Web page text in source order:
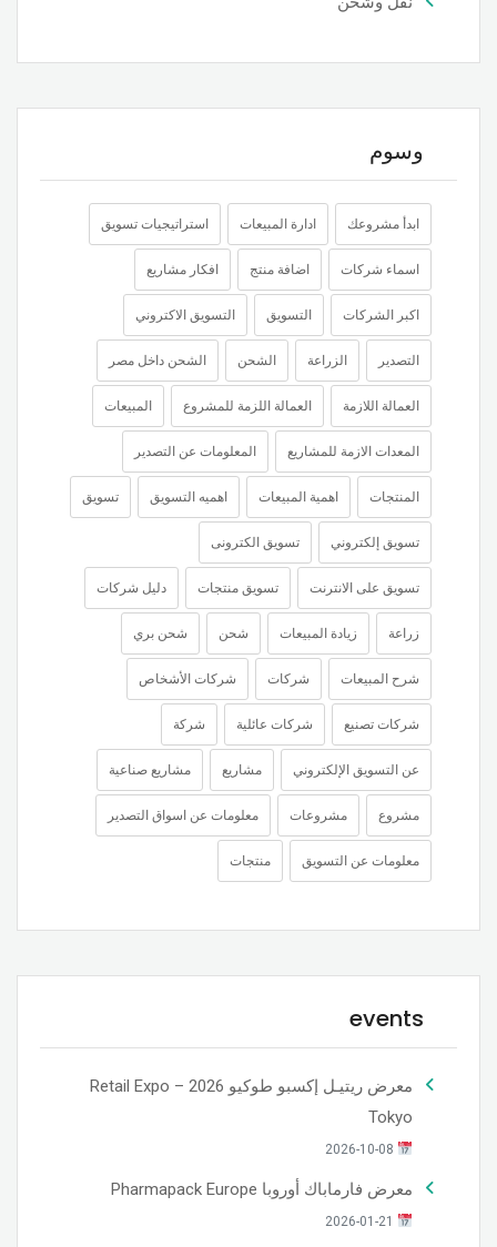
وسوم
ابدأ مشروعك ادارة المبيعات استراتيجيات تسويق
اسماء شركات اضافة منتج افكار مشاريع
اكبر الشركات التسويق التسويق الاكتروني
التصدير الزراعة الشحن الشحن داخل مصر
العمالة اللازمة العمالة اللزمة للمشروع المبيعات
المعدات الازمة للمشاريع المعلومات عن التصدير
المنتجات اهمية المبيعات اهميه التسويق تسويق
تسويق إلكتروني تسويق الكترونى
تسويق على الانترنت تسويق منتجات دليل شركات
زراعة زيادة المبيعات شحن شحن بري
شرح المبيعات شركات شركات الأشخاص
شركات تصنيع شركات عائلية شركة
عن التسويق الإلكتروني مشاريع مشاريع صناعية
مشروع مشروعات معلومات عن اسواق التصدير
معلومات عن التسويق منتجات
events
معرض ريتيـل إكسبو طوكيو 2026 – Retail Expo
Tokyo
معرض فارماباك أوروبا Pharmapack Europe